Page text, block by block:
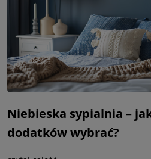
Niebieska sypialnia –
dodatków wybrać?